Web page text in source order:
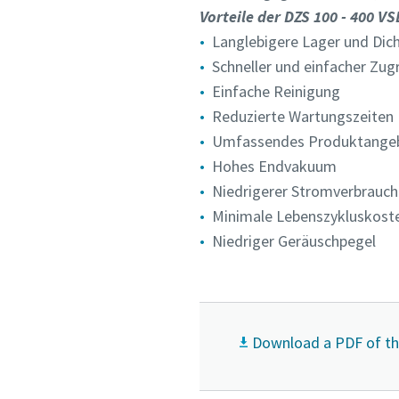
Vorteile der DZS 100 - 400
Langlebigere Lager und
Schneller und einfacher
Einfache Reinigung
Reduzierte Wartungszeiten
Umfassendes
Hohes Endvakuum
Niedrigerer Stromverbrauch
Minimale
Niedriger Geräuschpegel
Download a PDF of
Senden
Senden
Senden